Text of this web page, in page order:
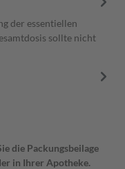
der essentiellen
sollte nicht
die Packungsbeilage
in Ihrer Apotheke.